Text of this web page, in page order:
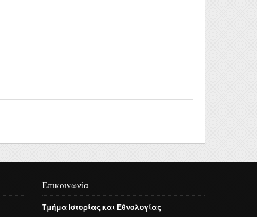
Επικοινωνία
ΤμήμαΙστορίαςκαι Εθνολογίας